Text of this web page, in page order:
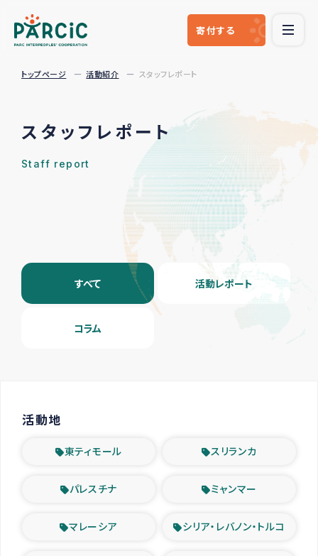
寄付する
トップページ 活動紹介 スタッフレポート
スタッフレポート
Staff report
すべて 活動レポート
コラム
活動地
東ティモール スリランカ
パレスチナ ミャンマー
マレーシア シリア・レバノン・トルコ